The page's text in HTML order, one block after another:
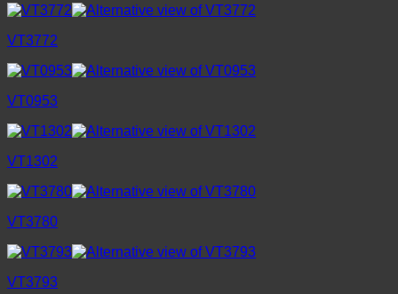
VT3772
VT0953
VT1302
VT3780
VT3793